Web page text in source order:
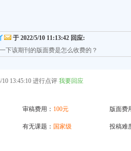
于 2022/5/10 11:13:42 回应:
下该期刊的版面费是怎么收费的？
10 13:45:10 进行点评 我要回应
审稿费用： 100元 版面费
有无课题： 国家级 投稿难